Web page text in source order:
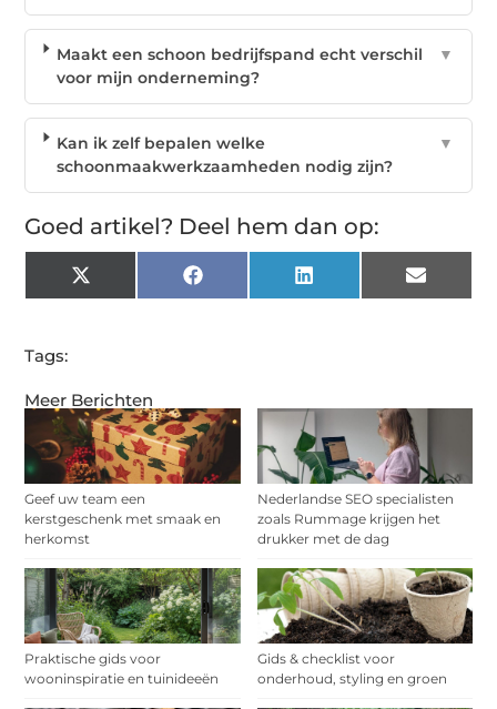
Meer Berichten
Geef uw team een
kerstgeschenk met smaak en
herkomst
Nederlandse SEO specialisten
zoals Rummage krijgen het
drukker met de dag
Praktische gids voor
wooninspiratie en tuinideeën
Gids & checklist voor
onderhoud, styling en groen
Maakt een schoon bedrijfspand echt verschil
voor mijn onderneming?
▼
Kan ik zelf bepalen welke
schoonmaakwerkzaamheden nodig zijn?
▼
Goed artikel? Deel hem dan op:
X
(Twitter)
Facebook LinkedIn Email
Tags: